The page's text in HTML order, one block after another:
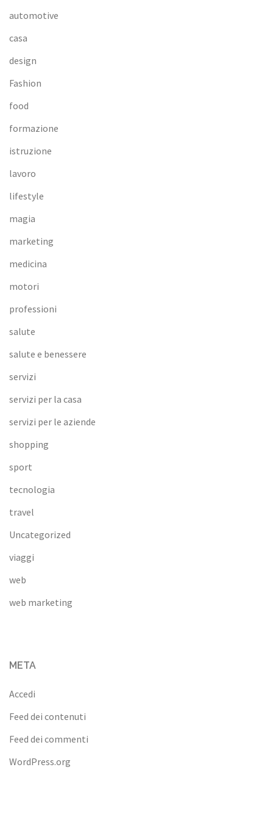
automotive
casa
design
Fashion
food
formazione
istruzione
lavoro
lifestyle
magia
marketing
medicina
motori
professioni
salute
salute e benessere
servizi
servizi per la casa
servizi per le aziende
shopping
sport
tecnologia
travel
Uncategorized
viaggi
web
web marketing
META
Accedi
Feed dei contenuti
Feed dei commenti
WordPress.org